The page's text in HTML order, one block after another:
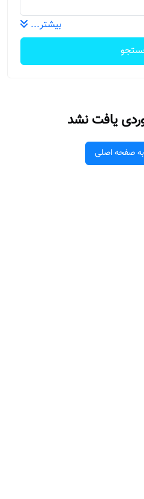
بیشتر...
یافت نشد
صفحه اصلی